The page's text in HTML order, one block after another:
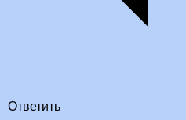
Ответить